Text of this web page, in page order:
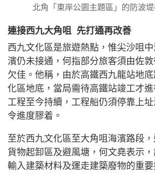
北角「東岸公園主題區」的防波堤
連接西九大角咀 先打通再改善
西九文化區是旅遊熱點，惟尖沙咀
濱仍未接通，何指部分旅客須由佐
欠佳。他稱，由於高鐵西九龍站地
化區地底，當局需待高鐵站竣工才
工程至今持續，工程船仍須停靠上址
令進度膠着。
至於西九文化區至大角咀海濱路段
貨物起卸區及避風塘，何文堯表示
輸入建築材料及運走建築廢物的重要